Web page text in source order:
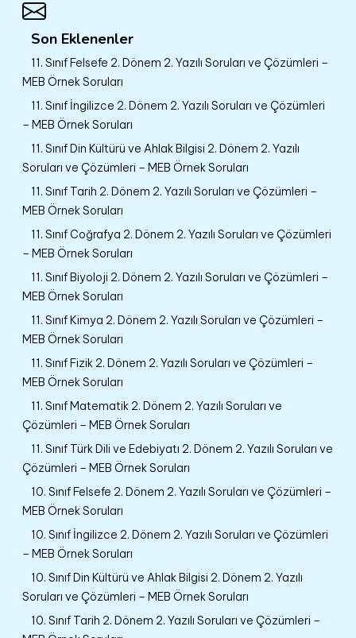
Son Eklenenler
11. Sınıf Felsefe 2. Dönem 2. Yazılı Soruları ve Çözümleri –
MEB Örnek Soruları
11. Sınıf İngilizce 2. Dönem 2. Yazılı Soruları ve Çözümleri
– MEB Örnek Soruları
11. Sınıf Din Kültürü ve Ahlak Bilgisi 2. Dönem 2. Yazılı
Soruları ve Çözümleri – MEB Örnek Soruları
11. Sınıf Tarih 2. Dönem 2. Yazılı Soruları ve Çözümleri –
MEB Örnek Soruları
11. Sınıf Coğrafya 2. Dönem 2. Yazılı Soruları ve Çözümleri
– MEB Örnek Soruları
11. Sınıf Biyoloji 2. Dönem 2. Yazılı Soruları ve Çözümleri –
MEB Örnek Soruları
11. Sınıf Kimya 2. Dönem 2. Yazılı Soruları ve Çözümleri –
MEB Örnek Soruları
11. Sınıf Fizik 2. Dönem 2. Yazılı Soruları ve Çözümleri –
MEB Örnek Soruları
11. Sınıf Matematik 2. Dönem 2. Yazılı Soruları ve
Çözümleri – MEB Örnek Soruları
11. Sınıf Türk Dili ve Edebiyatı 2. Dönem 2. Yazılı Soruları ve
Çözümleri – MEB Örnek Soruları
10. Sınıf Felsefe 2. Dönem 2. Yazılı Soruları ve Çözümleri –
MEB Örnek Soruları
10. Sınıf İngilizce 2. Dönem 2. Yazılı Soruları ve Çözümleri
– MEB Örnek Soruları
10. Sınıf Din Kültürü ve Ahlak Bilgisi 2. Dönem 2. Yazılı
Soruları ve Çözümleri – MEB Örnek Soruları
10. Sınıf Tarih 2. Dönem 2. Yazılı Soruları ve Çözümleri –